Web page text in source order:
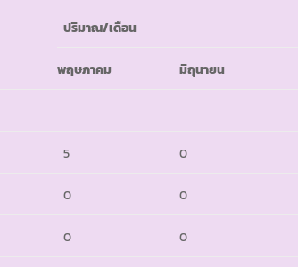
ปริมาณ/เดือน
พฤษภาคม มิถุนายน
5 0
0 0
0 0